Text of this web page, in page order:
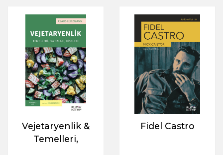
Vejetaryenlik &
Temelleri,
Fidel Castro